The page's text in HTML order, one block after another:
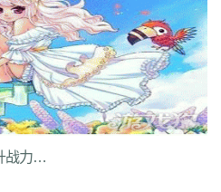
热血传奇游戏中如何快速提升战力？顶级装备搭配技巧有哪些？